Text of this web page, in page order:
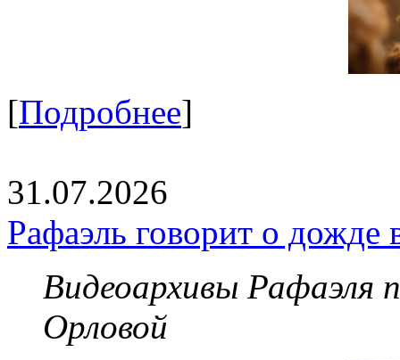
[Подробнее]
31.07.2026
Рафаэль говорит о дожде
Видеоархивы Рафаэля
Орловой